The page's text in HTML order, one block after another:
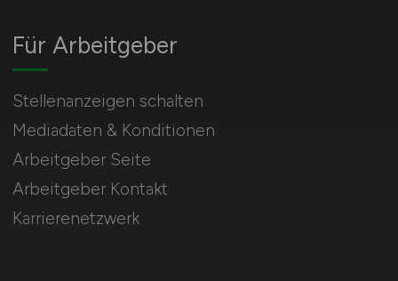
Für Arbeitgeber
Stellenanzeigen schalten
Mediadaten & Konditionen
Arbeitgeber Seite
Arbeitgeber Kontakt
Karrierenetzwerk